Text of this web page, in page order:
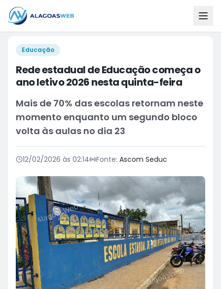
Educação
Rede estadual de Educação começa o
ano letivo 2026 nesta quinta-feira
Mais de 70% das escolas retornam neste
momento enquanto um segundo bloco
volta às aulas no dia 23
12/02/2026 às 02:14 Fonte: Ascom Seduc